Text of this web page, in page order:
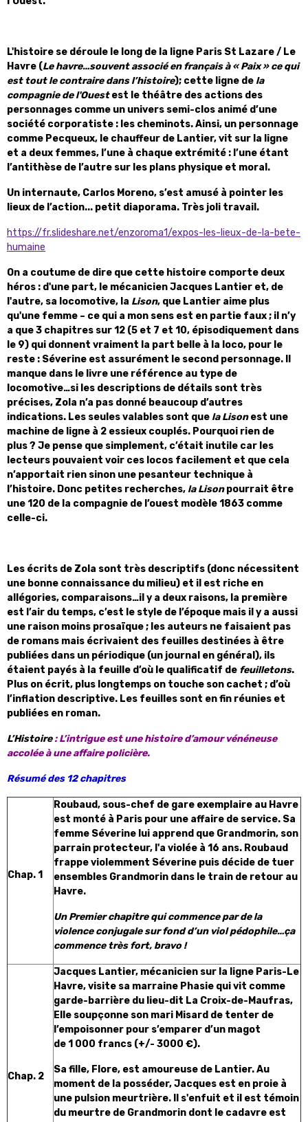
L'histoire se déroule le long de la ligne Paris St Lazare / Le
Havre (Le havre…souvent associé en français à « Paix » ce qui
est tout le contraire dans l’histoire); cette ligne de la
compagnie de l'Ouestest le théâtre des actions des
personnages comme un univers semi-clos animé d’une
société corporatiste : les cheminots. Ainsi, un personnage
comme Pecqueux, le chauffeur de Lantier, vit sur la ligne
et a deux femmes, l’une à chaque extrémité : l’une étant
l’antithèse de l’autre sur les plans physique et moral.
Un internaute, Carlos Moreno, s’est amusé à pointer les
lieux de l’action... petit diaporama. Très joli travail.
https://fr.slideshare.net/enzoroma1/expos-les-lieux-de-la-bete-
humaine
On a coutume de dire que cette histoire comporte deux
héros : d'une part, le mécanicien Jacques Lantier et, de
l'autre, sa locomotive, la Lison, que Lantier aime plus
qu'une femme – ce qui a mon sens est en partie faux ; il n’y
a que 3 chapitres sur 12 (5 et 7 et 10, épisodiquement dans
le 9) qui donnent vraiment la part belle à la loco, pour le
reste : Séverine est assurément le second personnage. Il
manque dans le livre une référence au type de
locomotive…si les descriptions de détails sont très
précises, Zola n’a pas donné beaucoup d’autres
indications. Les seules valables sont que la Lisonest une
machine de ligne à 2 essieux couplés. Pourquoi rien de
plus ? Je pense que simplement, c’était inutile car les
lecteurs pouvaient voir ces locos facilement et que cela
n’apportait rien sinon une pesanteur technique à
l’histoire. Donc petites recherches, la Lisonpourrait être
une 120 de la compagnie de l’ouest modèle 1863 comme
celle-ci.
Les écrits de Zola sont très descriptifs (donc nécessitent
une bonne connaissance du milieu) et il est riche en
allégories, comparaisons…il y a deux raisons, la première
est l’air du temps, c’est le style de l’époque mais il y a aussi
une raison moins prosaïque ; les auteurs ne faisaient pas
de romans mais écrivaient des feuilles destinées à être
publiées dans un périodique (un journal en général), ils
étaient payés à la feuille d’où le qualificatif de feuilletons.
Plus on écrit, plus longtemps on touche son cachet ; d’où
l’inflation descriptive. Les feuilles sont en fin réunies et
publiées en roman.
L’Histoire: L’intrigue est une histoire d’amour vénéneuse
accolée à une affaire policière.
Résumé des 12 chapitres
Chap. 1
Roubaud, sous-chef de gare exemplaire au Havre
est monté à Paris pour une affaire de service. Sa
femme Séverine lui apprend que Grandmorin, son
parrain protecteur, l'a violée à 16 ans. Roubaud
frappe violemment Séverine puis décide de tuer
ensembles Grandmorin dans le train de retour au
Havre.
Un Premier chapitre qui commence par de la
violence conjugale sur fond d’un viol pédophile…ça
commence très fort, bravo !
Chap. 2
Jacques Lantier, mécanicien sur la ligne Paris-Le
Havre, visite sa marraine Phasie qui vit comme
garde-barrière du lieu-dit La Croix-de-Maufras,
Elle soupçonne son mari Misard de tenter de
l’empoisonner pour s’emparer d’un magot
de 1 000 francs (+/- 3000 €).
Sa fille, Flore, est amoureuse de Lantier. Au
moment de la posséder, Jacques est en proie à
une pulsion meurtrière. Il s'enfuit et il est témoin
du meurtre de Grandmorin dont le cadavre est